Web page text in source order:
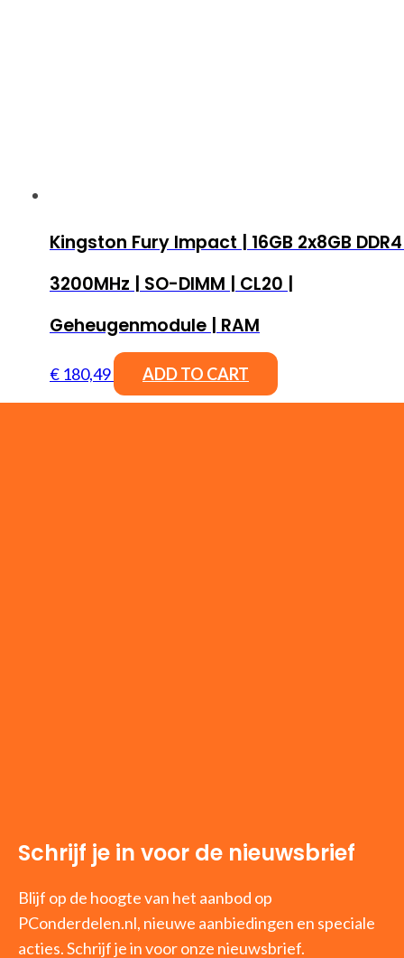
Kingston Fury Impact | 16GB 2x8GB
3200MHz | SO-DIMM | CL20 |
Geheugenmodule | RAM
€ 180,49 ADD TO CART
Schrijf je in voor de nieuwsbrief
Blijf op de hoogte van het aanbod op
PConderdelen.nl, nieuwe aanbiedingen en speciale
acties. Schrijf je in voor onze nieuwsbrief.